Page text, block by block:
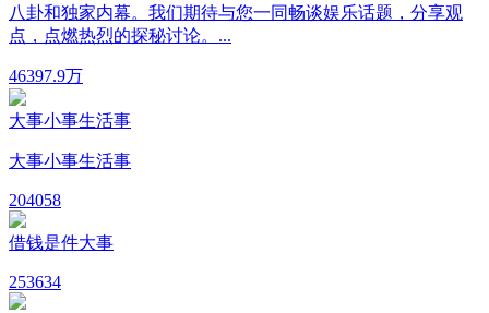
八卦和独家内幕。我们期待与您一同畅谈娱乐话题，分享观
点，点燃热烈的探秘讨论。...
46397.9万
大事小事生活事
大事小事生活事
204058
借钱是件大事
253634